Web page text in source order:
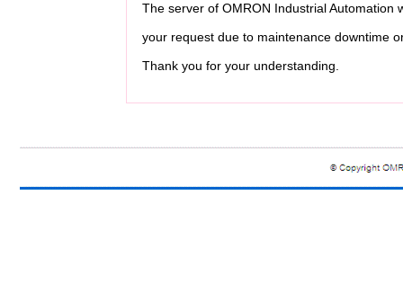
The server of OMRON Industrial Automation
your request due to maintenance downtime
Thank you for your understanding.